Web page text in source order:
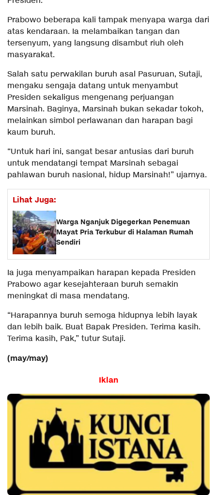
Prabowo beberapa kali tampak menyapa warga dari
atas kendaraan. Ia melambaikan tangan dan
tersenyum, yang langsung disambut riuh oleh
masyarakat.
Salah satu perwakilan buruh asal Pasuruan, Sutaji,
mengaku sengaja datang untuk menyambut
Presiden sekaligus mengenang perjuangan
Marsinah. Baginya, Marsinah bukan sekadar tokoh,
melainkan simbol perlawanan dan harapan bagi
kaum buruh.
“Untuk hari ini, sangat besar antusias dari buruh
untuk mendatangi tempat Marsinah sebagai
pahlawan buruh nasional, hidup Marsinah!” ujarnya.
Lihat Juga:
Warga Nganjuk Digegerkan Penemuan
Mayat Pria Terkubur di Halaman Rumah
Sendiri
Ia juga menyampaikan harapan kepada Presiden
Prabowo agar kesejahteraan buruh semakin
meningkat di masa mendatang.
“Harapannya buruh semoga hidupnya lebih layak
dan lebih baik. Buat Bapak Presiden. Terima kasih.
Terima kasih, Pak,” tutur Sutaji.
(may/may)
Iklan